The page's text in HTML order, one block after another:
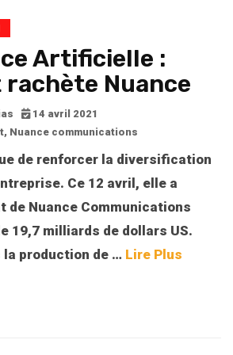
Artificielle :
Nuance
14 avril 2021
, Nuance communications
de renforcer la diversification
Ce 12 avril, elle a
de Nuance Communications
19,7 milliards de dollars US.
production de … Lire Plus